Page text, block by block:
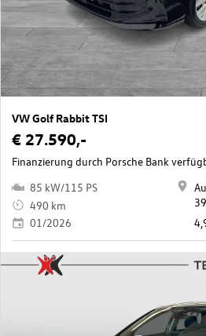
VW Golf Rabbit TSI
€ 27.590,-
Finanzierung durch Porsche Bank
85 kW/115 PS
490 km
01/2026